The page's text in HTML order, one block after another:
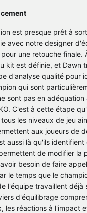
est presque prêt à
avec notre designer
pour une retouche finale.
kit est définie, et Dawn
d'analyse qualité pour
qui sont
sont pas en
C'est à cette étape
les niveaux de jeu
aux joueurs de
aussi là qu'ils identifient
de modifier la
besoin de faire
le temps que le
l'équipe travaillent déjà
d'équilibrage
les réactions à l'impact